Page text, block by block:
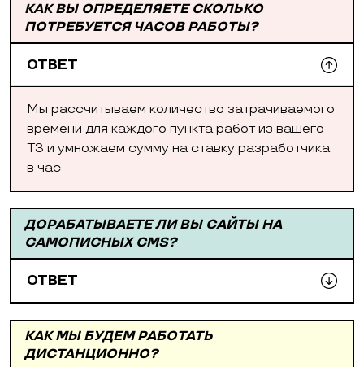
КАК ВЫ ОПРЕДЕЛЯЕТЕ СКОЛЬКО
ПОТРЕБУЕТСЯ ЧАСОВ РАБОТЫ?
ОТВЕТ
Мы рассчитываем количество затрачиваемого
времени для каждого пункта работ из вашего
ТЗ и умножаем сумму на ставку разработчика
в час
ДОРАБАТЫВАЕТЕ ЛИ ВЫ САЙТЫ НА
САМОПИСНЫХ CMS?
ОТВЕТ
КАК МЫ БУДЕМ РАБОТАТЬ
ДИСТАНЦИОННО?